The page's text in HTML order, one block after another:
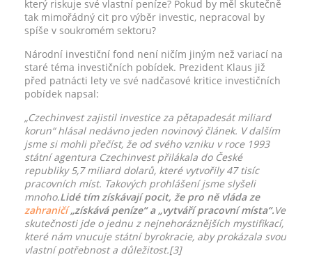
který riskuje své vlastní peníze? Pokud by měl skutečně
tak mimořádný cit pro výběr investic, nepracoval by
spíše v soukromém sektoru?
Národní investiční fond není ničím jiným než variací na
staré téma investičních pobídek. Prezident Klaus již
před patnácti lety ve své nadčasové kritice investičních
pobídek napsal:
„Czechinvest zajistil investice za pětapadesát miliard
korun“ hlásal nedávno jeden novinový článek. V dalším
jsme si mohli přečíst, že od svého vzniku v roce 1993
státní agentura Czechinvest přilákala do České
republiky 5,7 miliard dolarů, které vytvořily 47 tisíc
pracovních míst. Takových prohlášení jsme slyšeli
mnoho.Lidé tím získávají pocit, že pro ně vláda ze
zahraničí„získává peníze“ a „vytváří pracovní místa“.Ve
skutečnosti jde o jednu z nejnehoráznějších mystifikací,
které nám vnucuje státní byrokracie, aby prokázala svou
vlastní potřebnost a důležitost.[3]